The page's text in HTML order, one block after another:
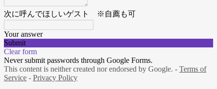
次に呼んでほしいゲスト ※自薦も可
Your answer
Submit
Clear form
Never submit passwords through Google Forms.
This content is neither created nor endorsed by Google. - Terms of
Service - Privacy Policy